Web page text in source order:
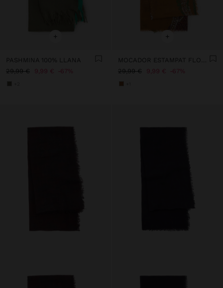
+
PASHMINA 100% LLANA
29,99 €
9,99 € 67%
+
29,99 €
9,99 € 67%